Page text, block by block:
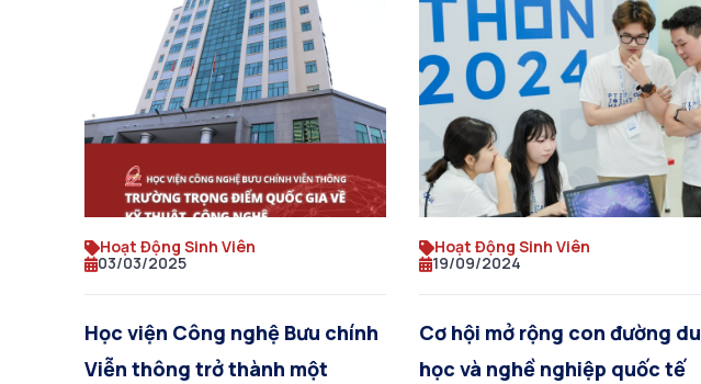
Hoạt Động Sinh Viên
03/03/2025
Học viện Công nghệ Bưu chính
Viễn thông trở thành một
Hoạt Động Sinh Viên
19/09/2024
Cơ hội mở rộng con đường du
học và nghề nghiệp quốc tế